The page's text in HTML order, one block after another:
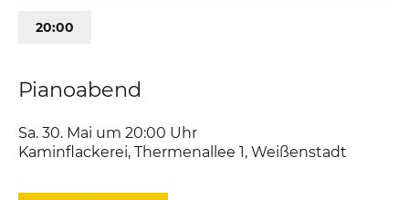
20:00
Pianoabend
Sa. 30. Mai um 20:00 Uhr
Kaminflackerei,Thermenallee 1 Weißenstadt